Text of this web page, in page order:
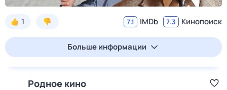
1 7.1 IMDb 7.3 Кинопоиск
Больше информации
Родное кино